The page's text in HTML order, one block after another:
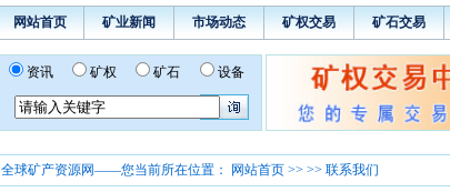
网站首页 矿业新闻 市场动态 矿权交易 矿石交易
资讯 矿权 矿石 设备
全球矿产资源网——您当前所在位置： 网站首页 >> >> 联系我们